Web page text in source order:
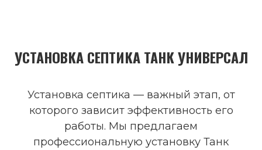
УСТАНОВКА СЕПТИКА ТАНК УНИВЕРСАЛ
Установка септика — важный этап, от
которого зависит эффективность его
работы. Мы предлагаем
профессиональную установку Танк